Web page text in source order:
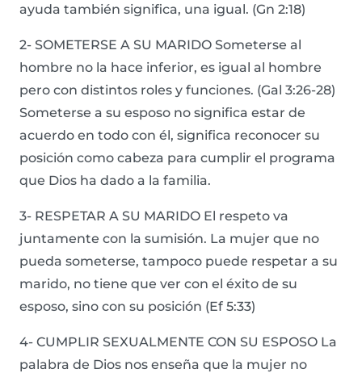
ayuda también significa, una igual. (Gn 2:18)
2- SOMETERSE A SU MARIDO Someterse al
hombre no la hace inferior, es igual al hombre
pero con distintos roles y funciones. (Gal 3:26-28)
Someterse a su esposo no significa estar de
acuerdo en todo con él, significa reconocer su
posición como cabeza para cumplir el programa
que Dios ha dado a la familia.
3- RESPETAR A SU MARIDO El respeto va
juntamente con la sumisión. La mujer que no
pueda someterse, tampoco puede respetar a su
marido, no tiene que ver con el éxito de su
esposo, sino con su posición (Ef 5:33)
4- CUMPLIR SEXUALMENTE CON SU ESPOSO La
palabra de Dios nos enseña que la mujer no